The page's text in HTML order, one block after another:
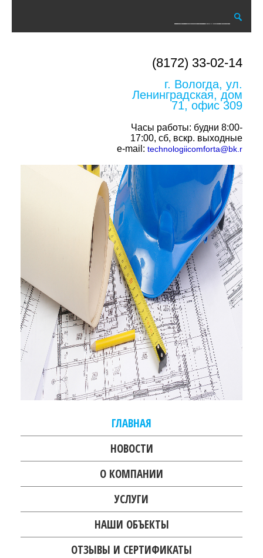
(8172) 33-02-14
г. Вологда, ул.
Ленинградская, дом
71, офис 309
Часы работы: будни 8:00-
17:00, сб, вскр. выходные
e-mail: technologiicomforta@bk.r
ГЛАВНАЯ
НОВОСТИ
О КОМПАНИИ
УСЛУГИ
НАШИ ОБЪЕКТЫ
ОТЗЫВЫ И СЕРТИФИКАТЫ